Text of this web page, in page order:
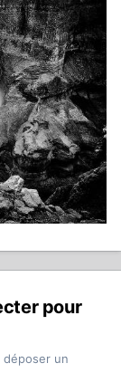
pour
un